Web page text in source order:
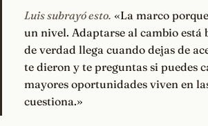
Luis subrayó esto. «La marco
un nivel. Adaptarse al cambio está
de verdad llega cuando dejas de
te dieron y te preguntas si puedes
mayores oportunidades viven en
cuestiona.»